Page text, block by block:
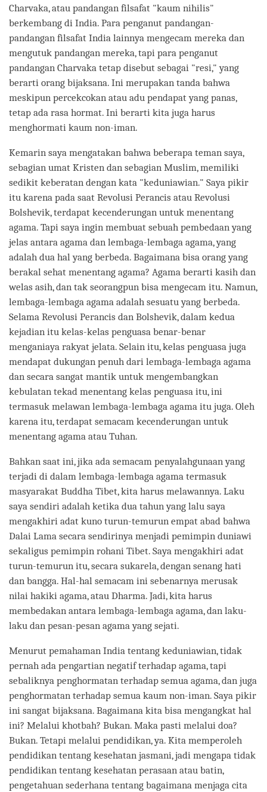
Charvaka, atau pandangan filsafat "kaum nihilis"
berkembang di India. Para penganut pandangan-
pandangan filsafat India lainnya mengecam mereka dan
mengutuk pandangan mereka, tapi para penganut
pandangan Charvaka tetap disebut sebagai "resi," yang
berarti orang bijaksana. Ini merupakan tanda bahwa
meskipun percekcokan atau adu pendapat yang panas,
tetap ada rasa hormat. Ini berarti kita juga harus
menghormati kaum non-iman.
Kemarin saya mengatakan bahwa beberapa teman saya,
sebagian umat Kristen dan sebagian Muslim, memiliki
sedikit keberatan dengan kata "keduniawian." Saya pikir
itu karena pada saat Revolusi Perancis atau Revolusi
Bolshevik, terdapat kecenderungan untuk menentang
agama. Tapi saya ingin membuat sebuah pembedaan yang
jelas antara agama dan lembaga-lembaga agama, yang
adalah dua hal yang berbeda. Bagaimana bisa orang yang
berakal sehat menentang agama? Agama berarti kasih dan
welas asih, dan tak seorangpun bisa mengecam itu. Namun,
lembaga-lembaga agama adalah sesuatu yang berbeda.
Selama Revolusi Perancis dan Bolshevik, dalam kedua
kejadian itu kelas-kelas penguasa benar-benar
menganiaya rakyat jelata. Selain itu, kelas penguasa juga
mendapat dukungan penuh dari lembaga-lembaga agama
dan secara sangat mantik untuk mengembangkan
kebulatan tekad menentang kelas penguasa itu, ini
termasuk melawan lembaga-lembaga agama itu juga. Oleh
karena itu, terdapat semacam kecenderungan untuk
menentang agama atau Tuhan.
Bahkan saat ini, jika ada semacam penyalahgunaan yang
terjadi di dalam lembaga-lembaga agama termasuk
masyarakat Buddha Tibet, kita harus melawannya. Laku
saya sendiri adalah ketika dua tahun yang lalu saya
mengakhiri adat kuno turun-temurun empat abad bahwa
Dalai Lama secara sendirinya menjadi pemimpin duniawi
sekaligus pemimpin rohani Tibet. Saya mengakhiri adat
turun-temurun itu, secara sukarela, dengan senang hati
dan bangga. Hal-hal semacam ini sebenarnya merusak
nilai hakiki agama, atau Dharma. Jadi, kita harus
membedakan antara lembaga-lembaga agama, dan laku-
laku dan pesan-pesan agama yang sejati.
Menurut pemahaman India tentang keduniawian, tidak
pernah ada pengartian negatif terhadap agama, tapi
sebaliknya penghormatan terhadap semua agama, dan juga
penghormatan terhadap semua kaum non-iman. Saya pikir
ini sangat bijaksana. Bagaimana kita bisa mengangkat hal
ini? Melalui khotbah? Bukan. Maka pasti melalui doa?
Bukan. Tetapi melalui pendidikan, ya. Kita memperoleh
pendidikan tentang kesehatan jasmani, jadi mengapa tidak
pendidikan tentang kesehatan perasaan atau batin,
pengetahuan sederhana tentang bagaimana menjaga cita